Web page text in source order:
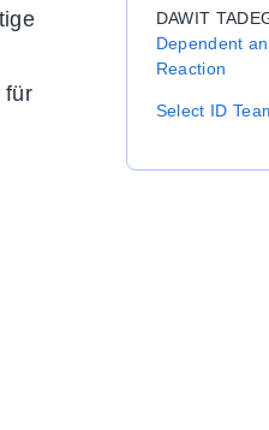
für
DAWIT
Dependent
Reaction
Select ID